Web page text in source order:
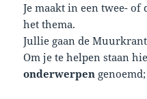
Je maakt in een twee-
het thema.
Jullie gaan de
Om je te helpen staan
onderwerpen genoemd;